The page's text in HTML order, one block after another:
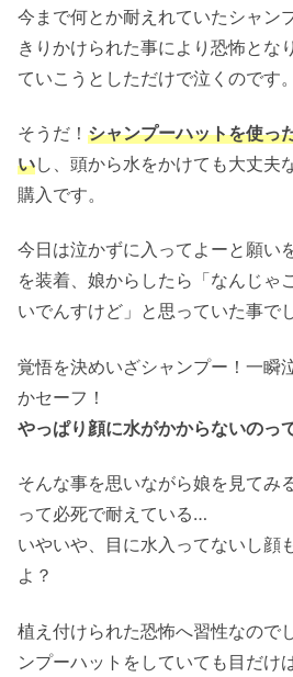
今まで何とか耐えれていたシャン
きりかけられた事により恐怖とな
ていこうとしただけで泣くのです。
そうだ！ シャンプーハットを使っ
いし、頭から水をかけても大丈夫
購入です。
今日は泣かずに入ってよーと願い
を装着、娘からしたら「なんじゃ
いでんすけど」と思っていた事で
覚悟を決めいざシャンプー！一瞬
かセーフ！
やっぱり顔に水がかからないのっ
そんな事を思いながら娘を見てみ
って必死で耐えている…
いやいや、目に水入ってないし顔
よ？
植え付けられた恐怖へ習性なので
ンプーハットをしていても目だけ